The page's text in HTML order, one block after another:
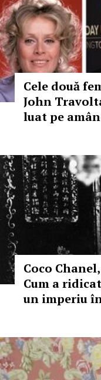
Cele două
John
luat pe
Coco
Cum a
un imperiu